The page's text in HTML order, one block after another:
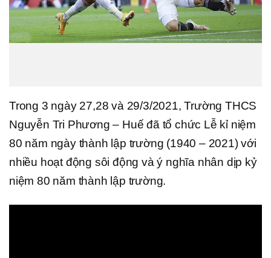
Trong 3 ngày 27,28 và 29/3/2021, Trường THCS
Nguyễn Tri Phương – Huế đã tổ chức Lễ kỉ niệm
80 năm ngày thành lập trường (1940 – 2021) với
nhiều hoạt động sôi động và ý nghĩa nhân dịp kỷ
niệm 80 năm thành lập trường.